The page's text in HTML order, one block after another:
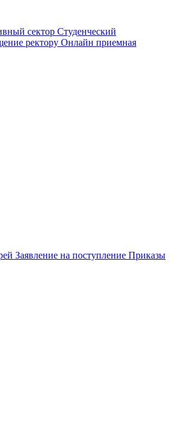
сектор Студенческий
ректору Онлайн приемная
Заявление на поступление Приказы